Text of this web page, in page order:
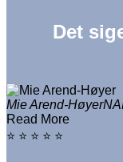
Det
Mie Arend-Høyer
Read More
⭐ ⭐ ⭐ ⭐ ⭐